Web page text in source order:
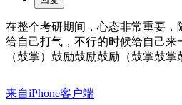
在整个考研期间，心态非常重要，
给自己打气，不行的时候给自己来
（鼓掌）鼓励鼓励鼓励（鼓掌鼓掌
来自iPhone客户端